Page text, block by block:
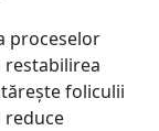
proceselor
restabilirea
foliculii
reduce